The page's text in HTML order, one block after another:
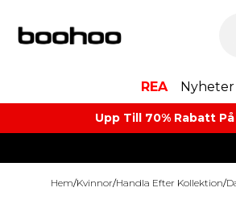
REA Nyheter
Upp Till 70% Rabatt
Hem/Kvinnor/Handla Efter Kollektion/